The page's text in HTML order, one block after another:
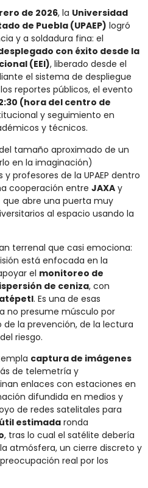
de 2026, la Universidad
de Puebla (UPAEP) logró
y a soldadura fina: el
con éxito desde la
(EEI), liberado desde el
el sistema de despliegue
reportes públicos, el evento
(hora del centro de
y seguimiento en
y técnicos.
tamaño aproximado de un
en la imaginación)
profesores de la UPAEP dentro
cooperación entre JAXA y
que abre una puerta muy
al espacio usando la
terrenal que casi emociona:
está enfocada en la
el monitoreo de
de ceniza, con
. Es una de esas
no presume músculo por
de la prevención, de la lectura
riesgo.
captura de imágenes
de telemetría y
enlaces con estaciones en
difundida en medios y
de redes satelitales para
estimadaronda
, tras lo cual el satélite debería
atmósfera, un cierre discreto y
real por los